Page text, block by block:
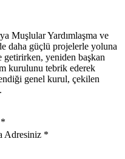
Muşlular Yardımlaşma ve
daha güçlü projelerle yoluna
getirirken, yeniden başkan
kurulunu tebrik ederek
genel kurul, çekilen
*
Adresiniz *